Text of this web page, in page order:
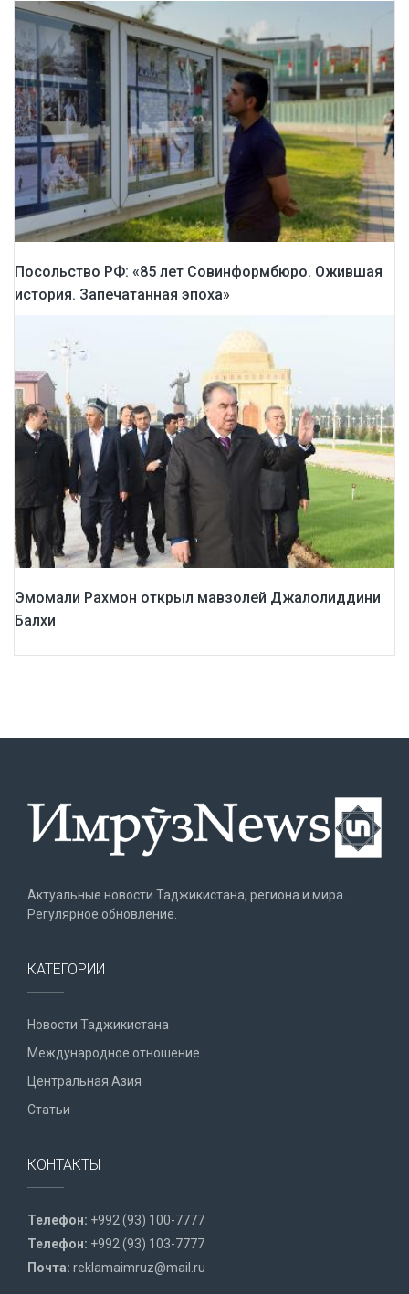
Посольство РФ: «85 лет Совинформбюро. Ожившая
история. Запечатанная эпоха»
Эмомали Рахмон открыл мавзолей Джалолиддини
Балхи
Актуальные новости Таджикистана, региона и мира.
Регулярное обновление.
КАТЕГОРИИ
Новости Таджикистана
Международное отношение
Центральная Азия
Статьи
КОНТАКТЫ
Телефон: +992 (93) 100-7777
Телефон: +992 (93) 103-7777
Почта: reklamaimruz@mail.ru